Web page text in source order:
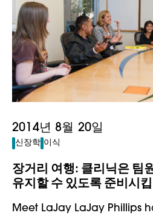
2014년 8월 20일
신장학 이식
장거리 여행: 클리닉은 팀
유지할 수 있도록 준비시
Meet LaJay LaJay Phillips